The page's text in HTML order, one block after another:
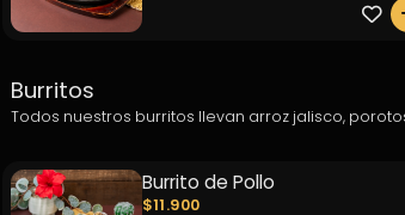
0
Burritos
Todos nuestros burritos llevan arroz jalisco,
Burrito de Pollo
$11.900